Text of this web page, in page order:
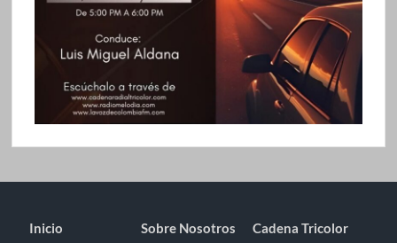
Inicio Sobre Nosotros
Cadena Tricolor